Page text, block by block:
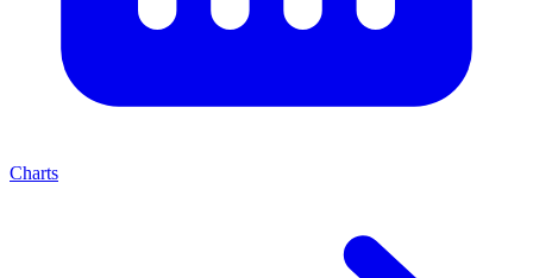
Charts